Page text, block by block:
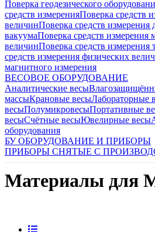
Поверка геодезического
средств измеренияПоверка средств
величинПоверка средств измерения
вакуумаПоверка средств измерения
величинПоверка средств измерения
средств измерения физических
магнитного измерения
ВЕСОВОЕ ОБОРУДОВАНИЕ
Аналитические весы
массыКрановые весыЛабораторные
весыПолумикровесыПортативные
весыСчётные весыЮвелирные весы
оборудования
БУ ОБОРУДОВАНИЕ И ПРИБОРЫ
ПРИБОРЫ СНЯТЫЕ С
Материалы для